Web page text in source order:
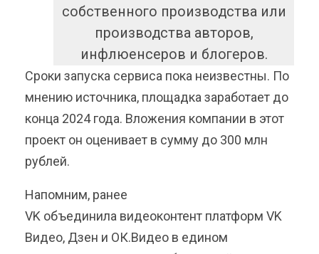
собственного производства или
производства авторов,
инфлюенсеров и блогеров.
Сроки запуска сервиса пока неизвестны. По
мнению источника, площадка заработает до
конца 2024 года. Вложения компании в этот
проект он оценивает в сумму до 300 млн
рублей.
Напомним, ранее
VK объединила видеоконтент платформ VK
Видео, Дзен и ОК.Видео в едином